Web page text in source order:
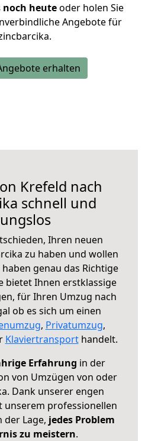
noch heuteoder holen Sie
Angebote für
erhalten
Krefeld nach
schnell und
Ihren neuen
zu haben und wollen
genau das Richtige
bietet Ihnen erstklassige
für Ihren Umzug nach
ob es sich um einen
, Privatumzug,
Klaviertransporthandelt.
Erfahrung in der
von Umzügen von oder
Dank unserer engen
unserem professionellen
der Lage, jedes Problem
zu meistern.